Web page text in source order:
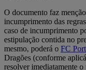
O documento faz
incumprimento das
caso de incumprimento
estipulação contida no
mesmo, poderá o FC
Dragões (conforme
resolver imediatamente o